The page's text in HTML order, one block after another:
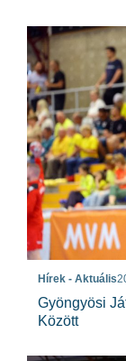
Hírek - Aktuális
Gyöngyösi
Között